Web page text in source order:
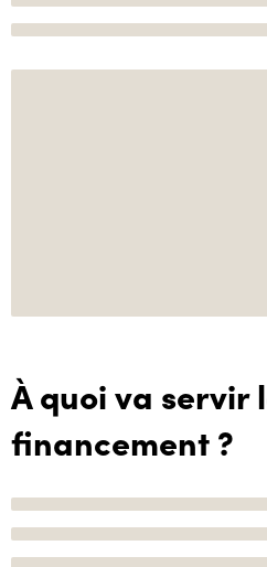
À quoi va servir
financement ?